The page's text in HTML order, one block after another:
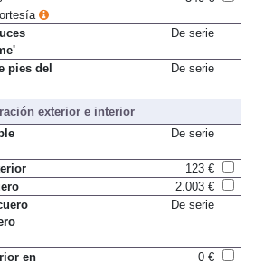
pies del
exterior e interior
123 €
2.003 €
en